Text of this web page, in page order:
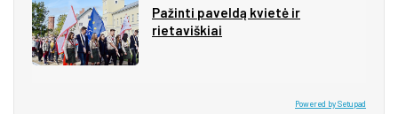
Pažinti paveldą kvietė ir
rietaviškiai
Powered by Setupad